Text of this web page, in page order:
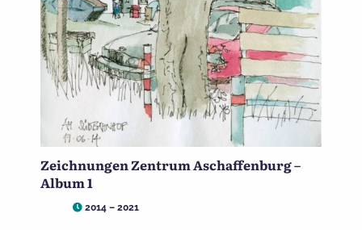
Zeichnungen Zentrum Aschaffenburg –
Album 1
2014 – 2021